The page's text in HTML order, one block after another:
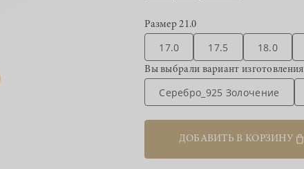
Размер21.0
17.0 17.5 18.0
Вы выбрали вариант изготовления
Серебро_925 Золочение
ДОБАВИТЬ В КОРЗИНУ